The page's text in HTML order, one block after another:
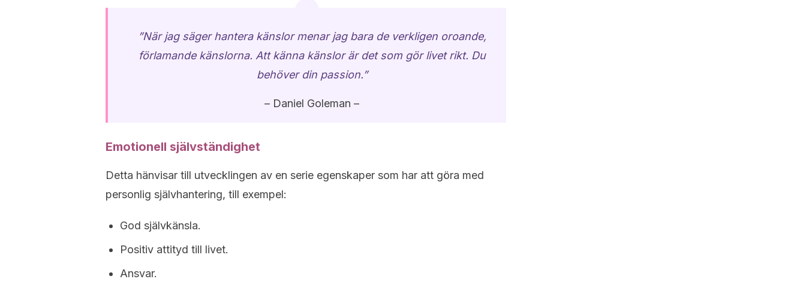
”När jag säger hantera känslor menar jag bara de verkligen oroande,
förlamande känslorna. Att känna känslor är det som gör livet rikt. Du
behöver din passion.”
– Daniel Goleman –
Emotionell självständighet
Detta hänvisar till utvecklingen av en serie egenskaper som har att göra med
personlig självhantering, till exempel:
God självkänsla.
Positiv attityd till livet.
Ansvar.